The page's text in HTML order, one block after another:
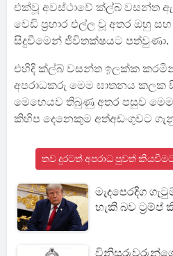
එක්වූ අවස්ථාවේ ක්ල්බ් වසන්ත
වෙඩි ප්‍රහාර එල්ල වූ අතර ඔහු
සිදුවීමෙන් ජීවිතක්ෂයට පත්වුණා.
එහිදි ක්ල්බ් වසන්ත ඉලක්ක
අපරාධකරු මෙම ඝාතනය කලක
මෙහෙයව තිබුණු අතර පසුව
කිහිප දෙනෙකුම අත්අඩංගුවට
තව දුරටත් අපරාධ පුවත්
මැදපෙරදිග
හැකි බව ට්‍රම්ප්
විනිසුරුවරුන්ගේ